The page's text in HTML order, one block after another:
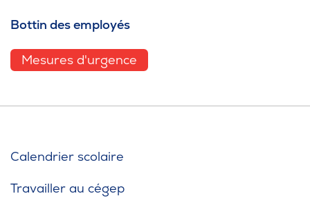
Bottin des employés
Mesures d'urgence
Calendrier scolaire
Travailler au cégep